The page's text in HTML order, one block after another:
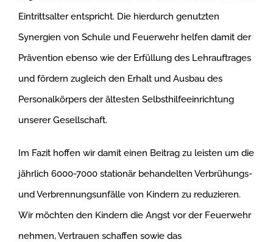
Eintrittsalter entspricht. Die hierdurch genutzten
Synergien von Schule und Feuerwehr helfen damit der
Prävention ebenso wie der Erfüllung des Lehrauftrages
und fördern zugleich den Erhalt und Ausbau des
Personalkörpers der ältesten Selbsthilfeeinrichtung
unserer Gesellschaft.
Im Fazit hoffen wir damit einen Beitrag zu leisten um die
jährlich 6000-7000 stationär behandelten Verbrühungs-
und Verbrennungsunfälle von Kindern zu reduzieren.
Wir möchten den Kindern die Angst vor der Feuerwehr
nehmen, Vertrauen schaffen sowie das